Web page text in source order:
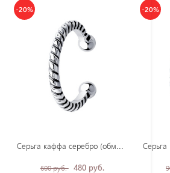
-20%
600 руб. 480 руб.
-20%